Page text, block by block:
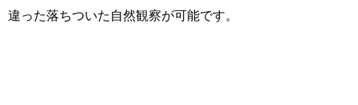
違った落ちついた自然観察が可能です。